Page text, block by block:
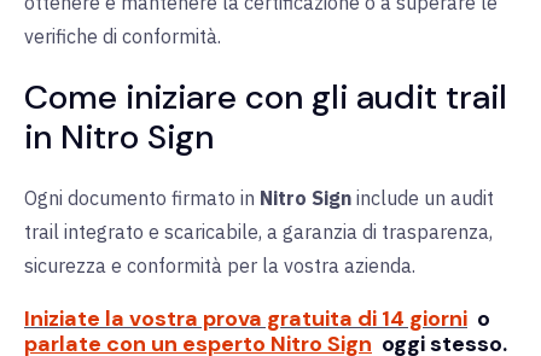
verifiche di conformità.
Come iniziare con gli audit trail
in Nitro Sign
Ogni documento firmato in Nitro Sign include un audit
trail integrato e scaricabile, a garanzia di trasparenza,
sicurezza e conformità per la vostra azienda.
Iniziate la vostra prova gratuita di 14 giorni o
parlate con un esperto Nitro Sign oggi stesso.